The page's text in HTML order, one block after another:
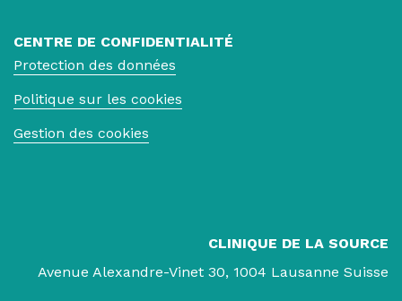
CENTRE DE CONFIDENTIALITÉ
Protection des données
Politique sur les cookies
Gestion des cookies
CLINIQUE DE LA SOURCE
Avenue Alexandre-Vinet 30, 1004 Lausanne Suisse